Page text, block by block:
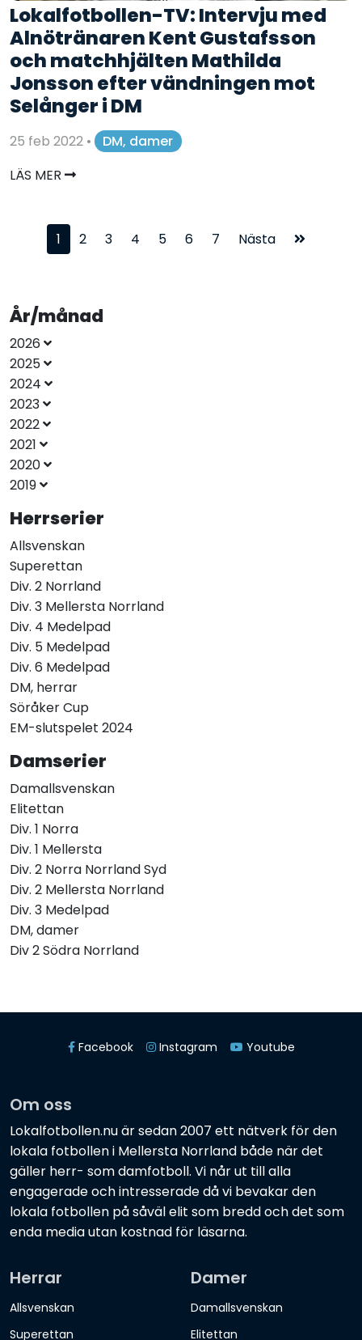
Lokalfotbollen-TV: Intervju med
Alnötränaren Kent Gustafsson
och matchhjälten Mathilda
Jonsson efter vändningen mot
Selånger i DM
25 feb 2022 •
DM, damer
LÄS MER
1 2 3 4 5 6 7 Nästa
År/månad
2026
2025
2024
2023
2022
2021
2020
2019
Herrserier
Allsvenskan
Superettan
Div. 2 Norrland
Div. 3 Mellersta Norrland
Div. 4 Medelpad
Div. 5 Medelpad
Div. 6 Medelpad
DM, herrar
Söråker Cup
EM-slutspelet 2024
Damserier
Damallsvenskan
Elitettan
Div. 1 Norra
Div. 1 Mellersta
Div. 2 Norra Norrland Syd
Div. 2 Mellersta Norrland
Div. 3 Medelpad
DM, damer
Div 2 Södra Norrland
Facebook Instagram Youtube
Om oss
Lokalfotbollen.nu är sedan 2007 ett nätverk för den
lokala fotbollen i Mellersta Norrland både när det
gäller herr- som damfotboll. Vi når ut till alla
engagerade och intresserade då vi bevakar den
lokala fotbollen på såväl elit som bredd och det som
enda media utan kostnad för läsarna.
Herrar
Allsvenskan
Superettan
Damer
Damallsvenskan
Elitettan